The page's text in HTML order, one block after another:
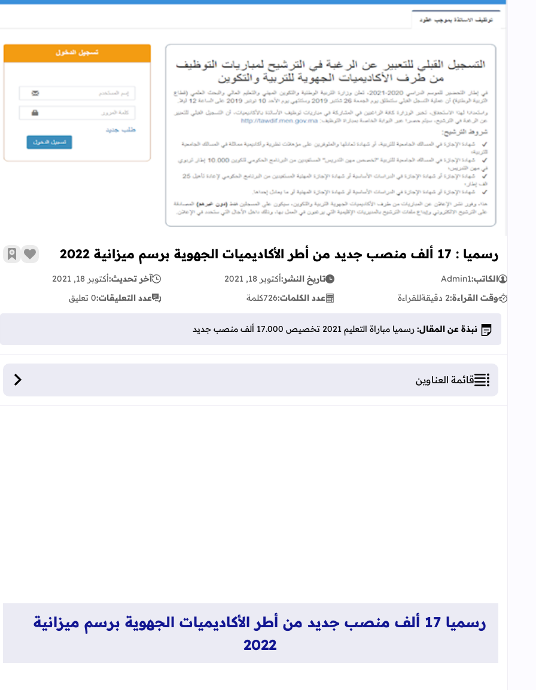
رسميا : 17 ألف منصب جديد من أطر الأكاديميات الجهوية برسم ميزانية 2022
رسميا : 17 ألف منصب جديد من أطر الأكاديميات الجهوية برسم ميزانية 2022 زر
الكاتب:Admin1 تاريخ النشر:أكتوبر 18, 2021 آخر تحديث:أكتوبر 18, 2021
وقت القراءة:2 دقيقة للقراءة عدد الكلمات:726كلمة عدد التعليقات:0 تعليق
نبذة عن المقال: رسميا مباراة التعليم 2021 تخصيص 17.000 ألف منصب جديد
قائمة العناوين
رسميا 17 ألف منصب جديد من أطر الأكاديميات الجهوية برسم ميزانية
2022